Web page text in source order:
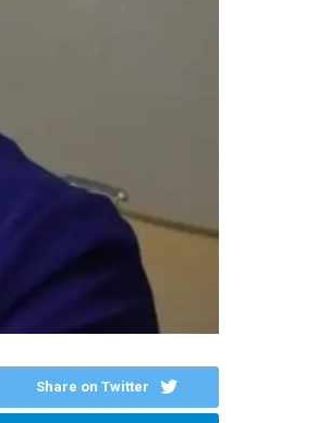
Share on Twitter